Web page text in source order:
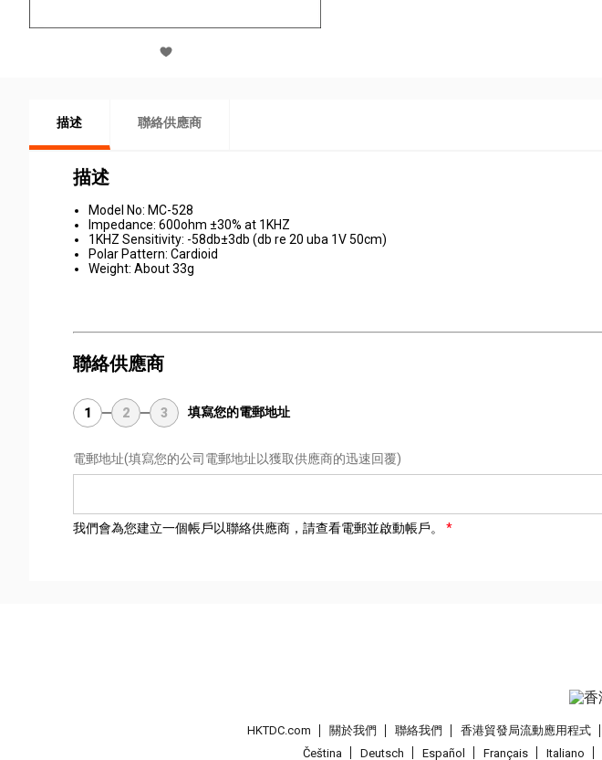
描述 聯絡供應商
描述
Model No: MC-528
Impedance: 600ohm ±30% at 1KHZ
1KHZ Sensitivity: -58db±3db (db re 20 uba 1V 50cm)
Polar Pattern: Cardioid
Weight: About 33g
聯絡供應商
1 2 3 填寫您的電郵地址
電郵地址(填寫您的公司電郵地址以獲取供應商的迅速回覆)
我們會為您建立一個帳戶以聯絡供應商，請查看電郵並啟動帳戶。
HKTDC.com 關於我們 聯絡我們 香港貿發局流動應用程式
Čeština
Deutsch Español Français Italiano